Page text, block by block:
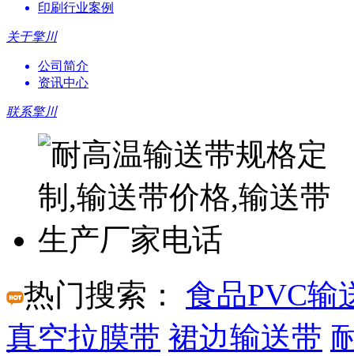
印刷行业案例
关于擎川
公司简介
资讯中心
联系擎川
热门搜索：
食品PVC输
真空拉膜带 裙边输送带